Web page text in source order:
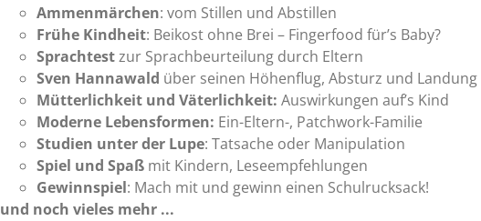
Ammenmärchen: vom Stillen und Abstillen
Frühe Kindheit: Beikost ohne Brei – Fingerfood für’s Baby?
Sprachtestzur Sprachbeurteilung durch Eltern
Sven Hannawald über seinen Höhenflug, Absturz und Landung
Mütterlichkeit und Väterlichkeit:Auswirkungen auf’s Kind
Moderne Lebensformen: Ein-Eltern-, Patchwork-Familie
Studien unter der Lupe: Tatsache oder Manipulation
Spiel und Spaß mit Kindern, Leseempfehlungen
Gewinnspiel: Mach mit und gewinn einen Schulrucksack!
und noch vieles mehr ...